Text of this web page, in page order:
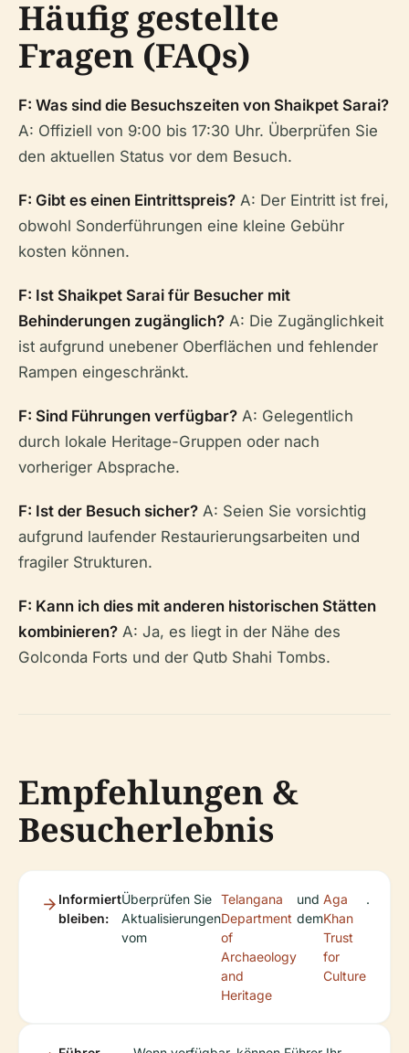
Häufig gestellte
Fragen (FAQs)
F: Was sind die Besuchszeiten von Shaikpet Sarai?
A: Offiziell von 9:00 bis 17:30 Uhr. Überprüfen Sie
den aktuellen Status vor dem Besuch.
F: Gibt es einen Eintrittspreis? A: Der Eintritt ist frei,
obwohl Sonderführungen eine kleine Gebühr
kosten können.
F: Ist Shaikpet Sarai für Besucher mit
Behinderungen zugänglich? A: Die Zugänglichkeit
ist aufgrund unebener Oberflächen und fehlender
Rampen eingeschränkt.
F: Sind Führungen verfügbar? A: Gelegentlich
durch lokale Heritage-Gruppen oder nach
vorheriger Absprache.
F: Ist der Besuch sicher? A: Seien Sie vorsichtig
aufgrund laufender Restaurierungsarbeiten und
fragiler Strukturen.
F: Kann ich dies mit anderen historischen Stätten
kombinieren? A: Ja, es liegt in der Nähe des
Golconda Forts und der Qutb Shahi Tombs.
Empfehlungen &
Besucherlebnis
Informiert
bleiben:
Überprüfen Sie
Aktualisierungen
vom
Telangana
Department
of
Archaeology
and
Heritage
und
dem
Aga
Khan
Trust
for
Culture
.